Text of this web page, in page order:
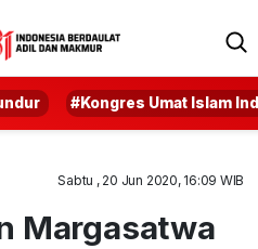
#Kongres Umat Islam
Sabtu , 20 Jun 2020, 16:09 WIB
Margasatwa